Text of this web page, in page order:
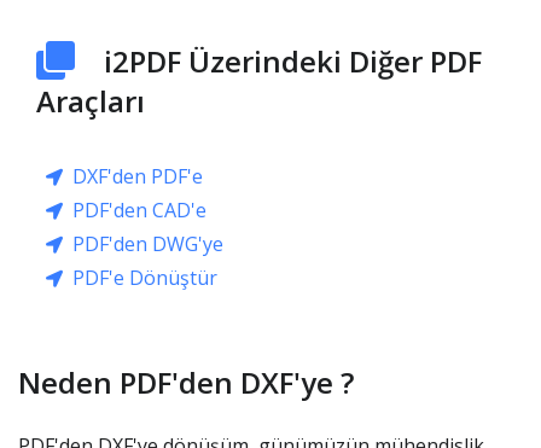
i2PDF Üzerindeki Diğer PDF
Araçları
DXF'den PDF'e
PDF'den CAD'e
PDF'den DWG'ye
PDF'e Dönüştür
Neden PDF'den DXF'ye ?